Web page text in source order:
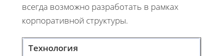
всегда возможно разработать в рамках
корпоративной структуры.
Технология